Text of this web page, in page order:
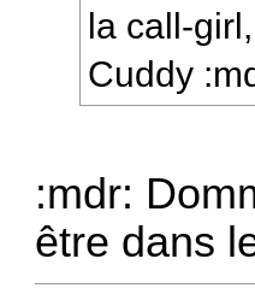
la call-
Cuddy
:mdr:
être dans